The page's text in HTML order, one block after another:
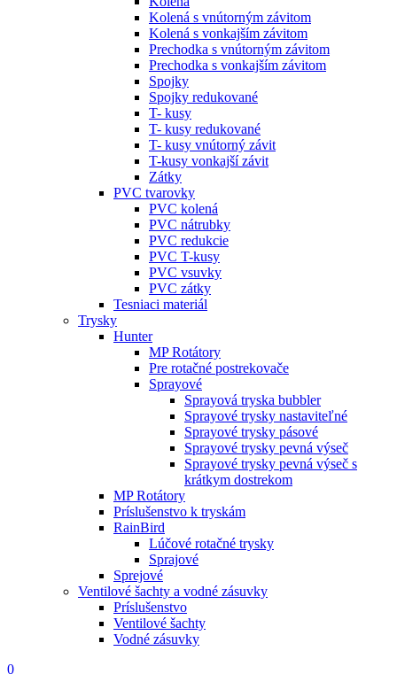
Kolená s vnútorným závitom
Kolená s vonkajším závitom
Prechodka s vnútorným závitom
Prechodka s vonkajším závitom
Spojky
Spojky redukované
T- kusy
T- kusy redukované
T- kusy vnútorný závit
T-kusy vonkajší závit
Zátky
PVC tvarovky
PVC kolená
PVC nátrubky
PVC redukcie
PVC T-kusy
PVC vsuvky
PVC zátky
Tesniaci materiál
Trysky
Hunter
MP Rotátory
Pre rotačné postrekovače
Sprayové
Sprayová tryska bubbler
Sprayové trysky nastaviteľné
Sprayové trysky pásové
Sprayové trysky pevná výseč
Sprayové trysky pevná výseč s
krátkym dostrekom
MP Rotátory
Príslušenstvo k tryskám
RainBird
Lúčové rotačné trysky
Sprajové
Sprejové
Ventilové šachty a vodné zásuvky
Príslušenstvo
Ventilové šachty
Vodné zásuvky
0